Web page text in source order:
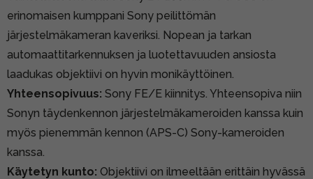
erinomaisen kumppani Sony peilittömän
järjestelmäkameran kaveriksi. Nopean ja tarkan
automaattitarkennuksen ja luotettavuuden ansiosta
laadukas objektiivi on hyvin monikäyttöinen.
Yhteensopivuus: Sony FE/E kiinnitys. Yhteensopiva niin
Sonyn täydenkennon järjestelmäkameroiden kanssa kuin
myös pienemmän kennon (APS-C) Sony-kameroiden
kanssa.
Käytetyn kunto: Objektiivi on ilmeeltään erittäin hyvässä